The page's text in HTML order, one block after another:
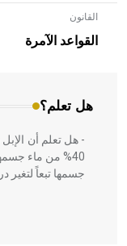
القانون
القواعد الآمرة
هل تعلم؟
- هل تعلم أن
بالعمارة
المعمار على بناء
- هل تعلم أن
40% من ماء
جسمها تبعاً لتغير